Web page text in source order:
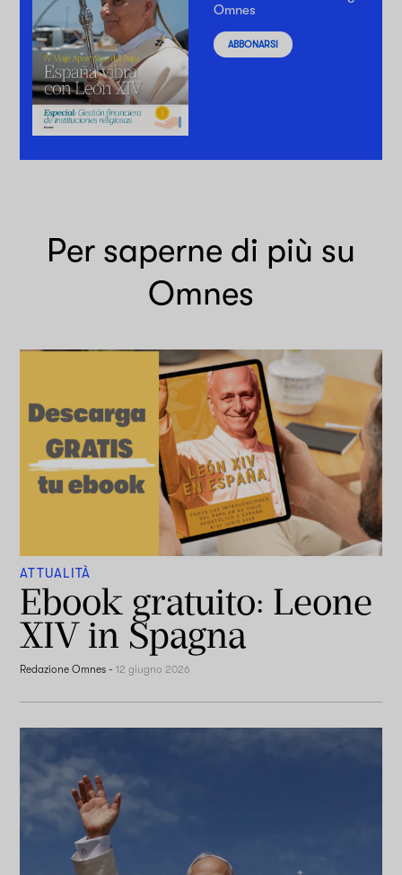
Omnes
ABBONARSI
Per saperne di più su
Omnes
ATTUALITÀ
Ebook gratuito: Leone
XIV in Spagna
Redazione Omnes -12 giugno 2026